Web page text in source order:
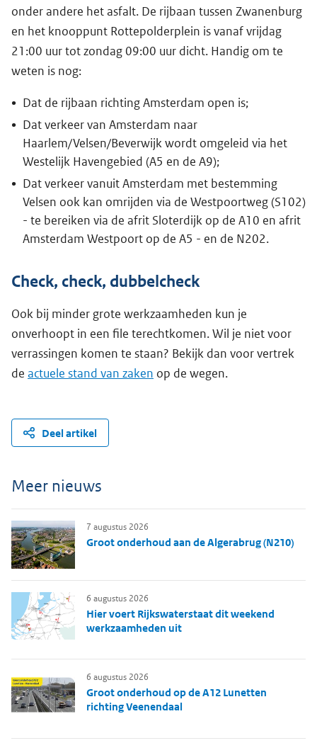
onder andere het asfalt. De rijbaan tussen Zwanenburg
en het knooppunt Rottepolderplein is vanaf vrijdag
21:00 uur tot zondag 09:00 uur dicht. Handig om te
weten is nog:
Dat de rijbaan richting Amsterdam open is;
Dat verkeer van Amsterdam naar
Haarlem/Velsen/Beverwijk wordt omgeleid via het
Westelijk Havengebied (A5 en de A9);
Dat verkeer vanuit Amsterdam met bestemming
Velsen ook kan omrijden via de Westpoortweg (S102)
- te bereiken via de afrit Sloterdijk op de A10 en afrit
Amsterdam Westpoort op de A5 - en de N202.
Check, check, dubbelcheck
Ook bij minder grote werkzaamheden kun je
onverhoopt in een file terechtkomen. Wil je niet voor
verrassingen komen te staan? Bekijk dan voor vertrek
de actuele stand van zaken op de wegen.
Deel artikel
Meer nieuws
Groot onderhoud aan de Algerabrug (N210)
7 augustus 2026
Hier voert Rijkswaterstaat dit weekend
werkzaamheden uit
6 augustus 2026
Groot onderhoud op de A12 Lunetten
richting Veenendaal
6 augustus 2026